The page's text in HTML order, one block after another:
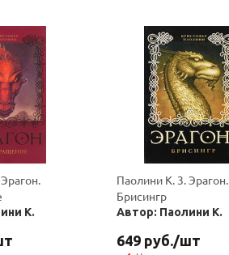
К.
Паолини К. 3. Эрагон.
Брисингр
Автор: Паолини К.
649 руб./шт